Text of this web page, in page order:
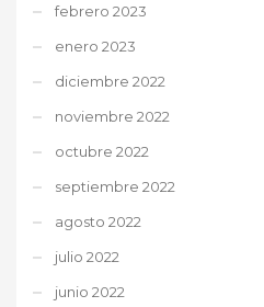
febrero 2023
enero 2023
diciembre 2022
noviembre 2022
octubre 2022
septiembre 2022
agosto 2022
julio 2022
junio 2022